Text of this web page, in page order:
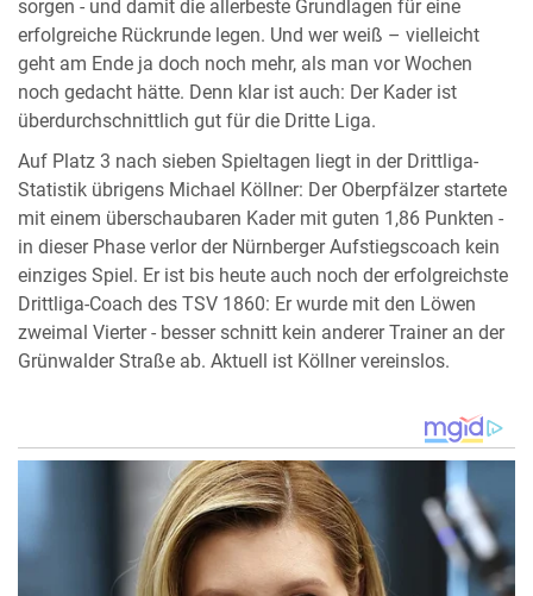
sorgen - und damit die allerbeste Grundlagen für eine
erfolgreiche Rückrunde legen. Und wer weiß – vielleicht
geht am Ende ja doch noch mehr, als man vor Wochen
noch gedacht hätte. Denn klar ist auch: Der Kader ist
überdurchschnittlich gut für die Dritte Liga.
Auf Platz 3 nach sieben Spieltagen liegt in der Drittliga-
Statistik übrigens Michael Köllner: Der Oberpfälzer startete
mit einem überschaubaren Kader mit guten 1,86 Punkten -
in dieser Phase verlor der Nürnberger Aufstiegscoach kein
einziges Spiel. Er ist bis heute auch noch der erfolgreichste
Drittliga-Coach des TSV 1860: Er wurde mit den Löwen
zweimal Vierter - besser schnitt kein anderer Trainer an der
Grünwalder Straße ab. Aktuell ist Köllner vereinslos.